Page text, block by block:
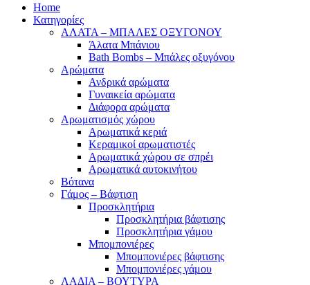
Home
Κατηγορίες
ΑΛΑΤΑ – ΜΠΑΛΕΣ ΟΞΥΓΟΝΟΥ
Άλατα Μπάνιου
Bath Bombs – Μπάλες οξυγόνου
Αρώματα
Ανδρικά αρώματα
Γυναικεία αρώματα
Διάφορα αρώματα
Αρωματισμός χώρου
Αρωματικά κεριά
Kεραμικοί αρωματιστές
Αρωματικά χώρου σε σπρέι
Aρωματικά αυτοκινήτου
Βότανα
Γάμος – Βάφτιση
Προσκλητήρια
Προσκλητήρια βάφτισης
Προσκλητήρια γάμου
Μπομπονιέρες
Μπομπονιέρες βάφτισης
Μπομπονιέρες γάμου
ΛΑΔΙΑ – ΒΟΥΤΥΡΑ